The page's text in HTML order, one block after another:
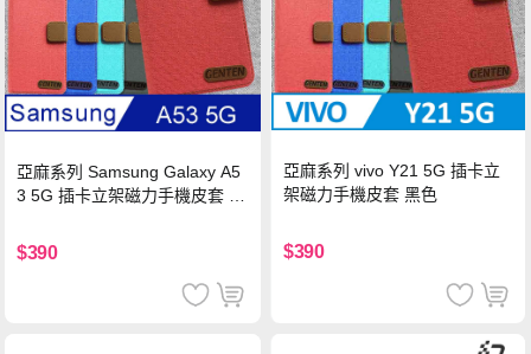
亞麻系列 Samsung Galaxy A5
3 5G 插卡立架磁力手機皮套 藍
$390
亞麻系列 vivo Y21 5G 插卡立
架磁力手機皮套 黑色
$390